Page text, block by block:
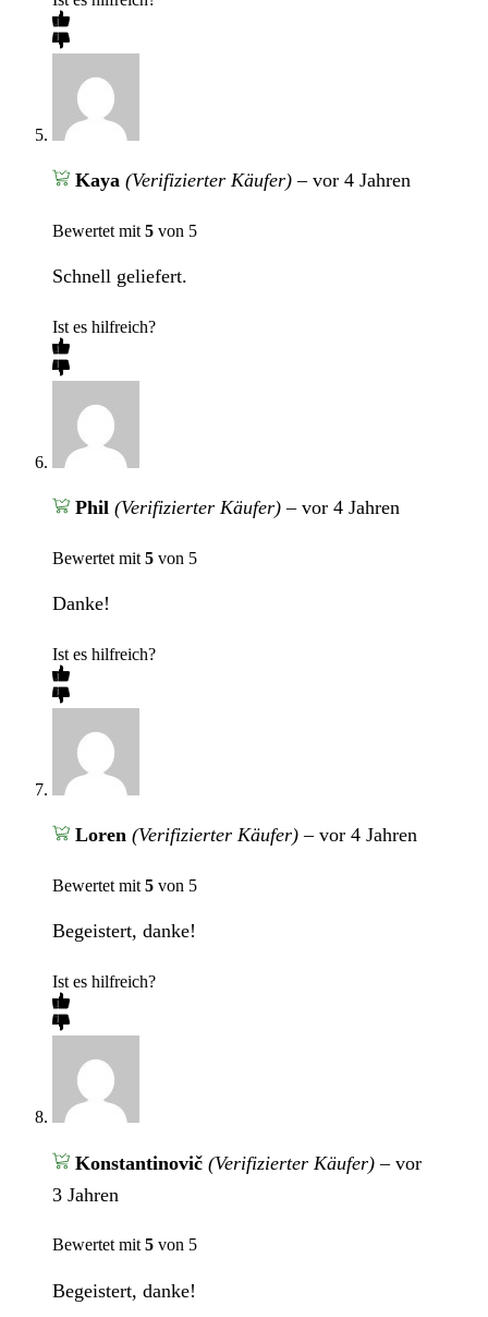
Kaya (Verifizierter Käufer) – vor 4 Jahren
Bewertet mit 5 von 5
Schnell geliefert.
Ist es hilfreich?
Phil (Verifizierter Käufer) – vor 4 Jahren
Bewertet mit 5 von 5
Danke!
Ist es hilfreich?
Loren (Verifizierter Käufer) – vor 4 Jahren
Bewertet mit 5 von 5
Begeistert, danke!
Ist es hilfreich?
Konstantinovič (Verifizierter Käufer) – vor
3 Jahren
Bewertet mit5 von 5
Begeistert, danke!